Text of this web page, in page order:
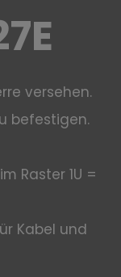
versehen.
befestigen.
Raster 1U =
Kabel und